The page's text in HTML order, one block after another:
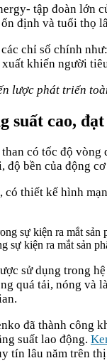
tập đoàn
định và tuổi thọ
chỉ số chính
khiến người
lược phát triển
suất cao,
có tốc độ
bền của động
thiết kế hình
kiện ra mắt sản
sử dụng trong
quá tải, nóng
đã thành
suất lao động.
tín lâu năm trên